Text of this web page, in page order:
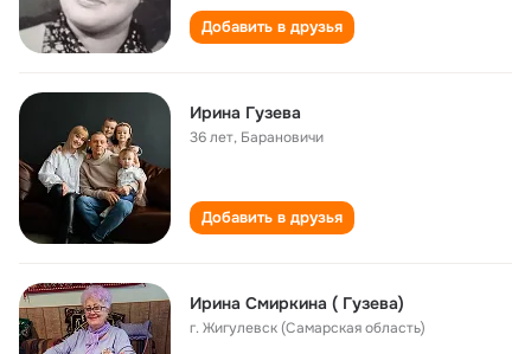
Добавить в друзья
Ирина Гузева
36 лет, Барановичи
Добавить в друзья
Ирина Смиркина ( Гузева)
г. Жигулевск (Самарская область)